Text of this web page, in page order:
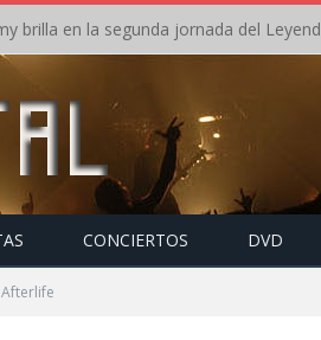
CONCIERTOS DVD
Afterlife